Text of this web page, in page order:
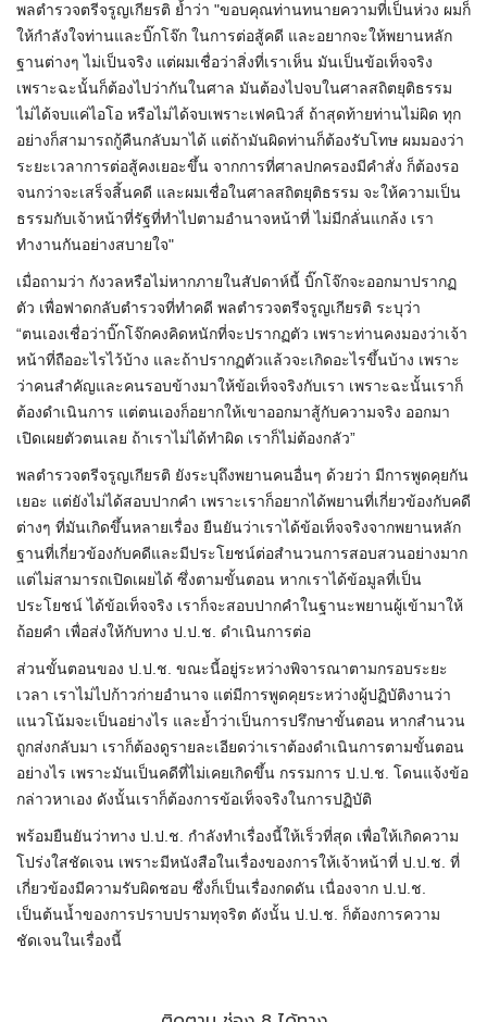
พลตำรวจตรีจรูญเกียรติ ย้ำว่า "ขอบคุณท่านทนายความที่เป็นห่วง ผมก็
ให้กำลังใจท่านและบิ๊กโจ๊ก ในการต่อสู้คดี และอยากจะให้พยานหลัก
ฐานต่างๆ ไม่เป็นจริง แต่ผมเชื่อว่าสิ่งที่เราเห็น มันเป็นข้อเท็จจริง
เพราะฉะนั้นก็ต้องไปว่ากันในศาล มันต้องไปจบในศาลสถิตยุติธรรม
ไม่ได้จบแค่ไอโอ หรือไม่ได้จบเพราะเฟคนิวส์ ถ้าสุดท้ายท่านไม่ผิด ทุก
อย่างก็สามารถกู้คืนกลับมาได้ แต่ถ้ามันผิดท่านก็ต้องรับโทษ ผมมองว่า
ระยะเวลาการต่อสู้คงเยอะขึ้น จากการที่ศาลปกครองมีคำสั่ง ก็ต้องรอ
จนกว่าจะเสร็จสิ้นคดี และผมเชื่อในศาลสถิตยุติธรรม จะให้ความเป็น
ธรรมกับเจ้าหน้าที่รัฐที่ทำไปตามอำนาจหน้าที่ ไม่มีกลั่นแกล้ง เรา
ทำงานกันอย่างสบายใจ"
เมื่อถามว่า กังวลหรือไม่หากภายในสัปดาห์นี้ บิ๊กโจ๊กจะออกมาปรากฏ
ตัว เพื่อฟาดกลับตำรวจที่ทำคดี พลตำรวจตรีจรูญเกียรติ ระบุว่า
“ตนเองเชื่อว่าบิ๊กโจ๊กคงคิดหนักที่จะปรากฏตัว เพราะท่านคงมองว่าเจ้า
หน้าที่ถืออะไรไว้บ้าง และถ้าปรากฏตัวแล้วจะเกิดอะไรขึ้นบ้าง เพราะ
ว่าคนสำคัญและคนรอบข้างมาให้ข้อเท็จจริงกับเรา เพราะฉะนั้นเราก็
ต้องดำเนินการ แต่ตนเองก็อยากให้เขาออกมาสู้กับความจริง ออกมา
เปิดเผยตัวตนเลย ถ้าเราไม่ได้ทำผิด เราก็ไม่ต้องกลัว”
พลตำรวจตรีจรูญเกียรติ ยังระบุถึงพยานคนอื่นๆ ด้วยว่า มีการพูดคุยกัน
เยอะ แต่ยังไม่ได้สอบปากคำ เพราะเราก็อยากได้พยานที่เกี่ยวข้องกับคดี
ต่างๆ ที่มันเกิดขึ้นหลายเรื่อง ยืนยันว่าเราได้ข้อเท็จจริงจากพยานหลัก
ฐานที่เกี่ยวข้องกับคดีและมีประโยชน์ต่อสำนวนการสอบสวนอย่างมาก
แต่ไม่สามารถเปิดเผยได้ ซึ่งตามขั้นตอน หากเราได้ข้อมูลที่เป็น
ประโยชน์ ได้ข้อเท็จจริง เราก็จะสอบปากคำในฐานะพยานผู้เข้ามาให้
ถ้อยคำ เพื่อส่งให้กับทาง ป.ป.ช. ดำเนินการต่อ
ส่วนขั้นตอนของ ป.ป.ช. ขณะนี้อยู่ระหว่างพิจารณาตามกรอบระยะ
เวลา เราไม่ไปก้าวก่ายอำนาจ แต่มีการพูดคุยระหว่างผู้ปฏิบัติงานว่า
แนวโน้มจะเป็นอย่างไร และย้ำว่าเป็นการปรึกษาขั้นตอน หากสำนวน
ถูกส่งกลับมา เราก็ต้องดูรายละเอียดว่าเราต้องดำเนินการตามขั้นตอน
อย่างไร เพราะมันเป็นคดีที่ไม่เคยเกิดขึ้น กรรมการ ป.ป.ช. โดนแจ้งข้อ
กล่าวหาเอง ดังนั้นเราก็ต้องการข้อเท็จจริงในการปฏิบัติ
พร้อมยืนยันว่าทาง ป.ป.ช. กำลังทำเรื่องนี้ให้เร็วที่สุด เพื่อให้เกิดความ
โปร่งใสชัดเจน เพราะมีหนังสือในเรื่องของการให้เจ้าหน้าที่ ป.ป.ช. ที่
เกี่ยวข้องมีความรับผิดชอบ ซึ่งก็เป็นเรื่องกดดัน เนื่องจาก ป.ป.ช.
เป็นต้นน้ำของการปราบปรามทุจริต ดังนั้น ป.ป.ช. ก็ต้องการความ
ชัดเจนในเรื่องนี้